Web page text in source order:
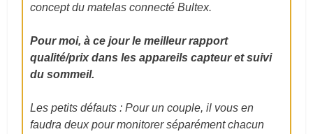
concept du matelas connecté Bultex.
Pour moi, à ce jour le meilleur rapport
qualité/prix dans les appareils capteur et suivi
du sommeil.
Les petits défauts : Pour un couple, il vous en
faudra deux pour monitorer séparément chacun